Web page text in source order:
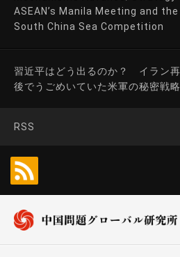
ASEAN’s Manila Meeting and
South China Sea Competition
習近平はどう出るのか？ イラン
後でうごめいていた米軍の秘密戦略
RSS